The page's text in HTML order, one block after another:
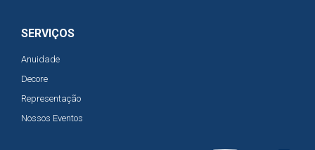
SERVIÇOS
Anuidade
Decore
Representação
Nossos Eventos